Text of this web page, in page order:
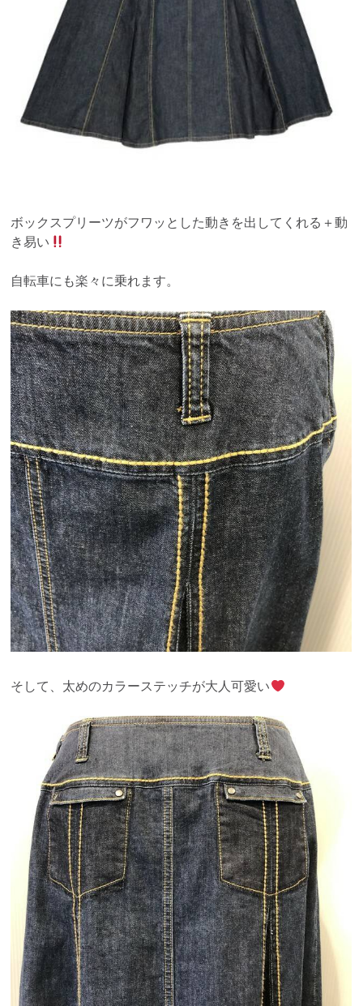
ボックスプリーツがフワッとした動きを出してくれる＋動
き易い
自転車にも楽々に乗れます。
そして、太めのカラーステッチが大人可愛い